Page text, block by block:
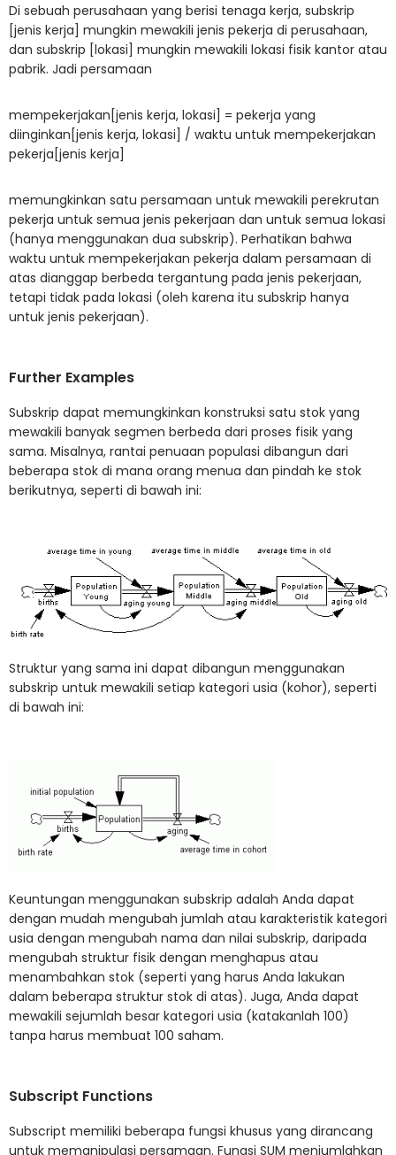
Di sebuah perusahaan yang berisi tenaga kerja, subskrip
[jenis kerja] mungkin mewakili jenis pekerja di perusahaan,
dan subskrip [lokasi] mungkin mewakili lokasi fisik kantor atau
pabrik. Jadi persamaan
mempekerjakan[jenis kerja, lokasi] = pekerja yang
diinginkan[jenis kerja, lokasi] / waktu untuk mempekerjakan
pekerja[jenis kerja]
memungkinkan satu persamaan untuk mewakili perekrutan
pekerja untuk semua jenis pekerjaan dan untuk semua lokasi
(hanya menggunakan dua subskrip). Perhatikan bahwa
waktu untuk mempekerjakan pekerja dalam persamaan di
atas dianggap berbeda tergantung pada jenis pekerjaan,
tetapi tidak pada lokasi (oleh karena itu subskrip hanya
untuk jenis pekerjaan).
Further Examples
Subskrip dapat memungkinkan konstruksi satu stok yang
mewakili banyak segmen berbeda dari proses fisik yang
sama. Misalnya, rantai penuaan populasi dibangun dari
beberapa stok di mana orang menua dan pindah ke stok
berikutnya, seperti di bawah ini:
Struktur yang sama ini dapat dibangun menggunakan
subskrip untuk mewakili setiap kategori usia (kohor), seperti
di bawah ini:
Keuntungan menggunakan subskrip adalah Anda dapat
dengan mudah mengubah jumlah atau karakteristik kategori
usia dengan mengubah nama dan nilai subskrip, daripada
mengubah struktur fisik dengan menghapus atau
menambahkan stok (seperti yang harus Anda lakukan
dalam beberapa struktur stok di atas). Juga, Anda dapat
mewakili sejumlah besar kategori usia (katakanlah 100)
tanpa harus membuat 100 saham.
Subscript Functions
Subscript memiliki beberapa fungsi khusus yang dirancang
untuk memanipulasi persamaan. Fungsi SUM menjumlahkan